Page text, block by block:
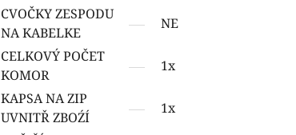
CVOČKY ZESPODU
NA KABELKE
NE
CELKOVÝ POČET
KOMOR
1x
KAPSA NA ZIP
UVNITŘ ZBOŹÍ
1x